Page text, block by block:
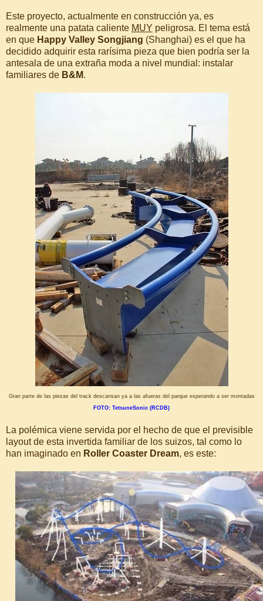
Este proyecto, actualmente en construcción ya, es
realmente una patata caliente MUY peligrosa. El tema está
en que Happy Valley Songjiang (Shanghai) es el que ha
decidido adquirir esta rarísima pieza que bien podría ser la
antesala de una extraña moda a nivel mundial: instalar
familiares de B&M.
Gran parte de las piezas del track descansan ya a las afueras del parque esperando a ser montadas
FOTO: TetsuneSonic (RCDB)
La polémica viene servida por el hecho de que el previsible
layout de esta invertida familiar de los suizos, tal como lo
han imaginado en Roller Coaster Dream, es este: